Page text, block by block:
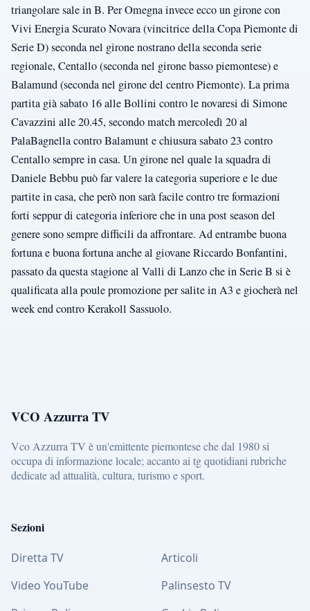
triangolare sale in B. Per Omegna invece ecco un girone con
Vivi Energia Scurato Novara (vincitrice della Copa Piemonte di
Serie D) seconda nel girone nostrano della seconda serie
regionale, Centallo (seconda nel girone basso piemontese) e
Balamund (seconda nel girone del centro Piemonte). La prima
partita già sabato 16 alle Bollini contro le novaresi di Simone
Cavazzini alle 20.45, secondo match mercoledì 20 al
PalaBagnella contro Balamunt e chiusura sabato 23 contro
Centallo sempre in casa. Un girone nel quale la squadra di
Daniele Bebbu può far valere la categoria superiore e le due
partite in casa, che però non sarà facile contro tre formazioni
forti seppur di categoria inferiore che in una post season del
genere sono sempre difficili da affrontare. Ad entrambe buona
fortuna e buona fortuna anche al giovane Riccardo Bonfantini,
passato da questa stagione al Valli di Lanzo che in Serie B si è
qualificata alla poule promozione per salite in A3 e giocherà nel
week end contro Kerakoll Sassuolo.
VCO Azzurra TV
Vco Azzurra TV è un'emittente piemontese che dal 1980 si
occupa di informazione locale; accanto ai tg quotidiani rubriche
dedicate ad attualità, cultura, turismo e sport.
Sezioni
Diretta TV
Articoli
Video YouTube
Palinsesto TV